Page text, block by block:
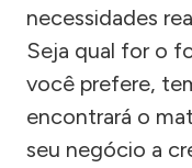
necessidades
Seja qual for o
você prefere,
encontrará o
seu negócio a